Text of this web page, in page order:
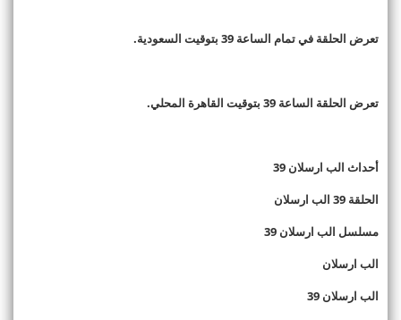
تعرض الحلقة في تمام الساعة 39 بتوقيت السعودية .
تعرض الحلقة الساعة 39 بتوقيت القاهرة المحلي .
أحداث الب ارسلان 39
الحلقة 39 الب ارسلان
مسلسل الب ارسلان 39
الب ارسلان
الب ارسلان 39